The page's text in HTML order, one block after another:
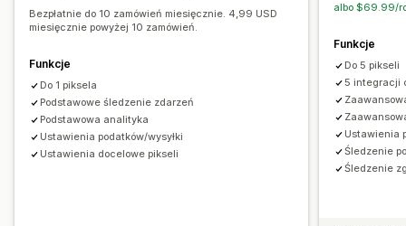
Wskaźniki zaangażowania Śledzenie konwersji
Pulpity
Liczba wyświetleń
Materiały wizualne i raporty
Analizy pulpitu
Bezpłatnie do 10 zamówień miesięcznie. 4,99 USD
miesięcznie powyżej 10 zamówień.
Funkcje
Do 1 piksela
Podstawowe śledzenie zdarzeń
Podstawowa analityka
Ustawienia podatków/wysyłki
Ustawienia docelowe pikseli
albo $69.99/
Funkcje
Do 5 pikseli
5 integracji
Ustawienia
Śledzenie
Śledzenie